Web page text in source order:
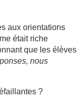
aux orientations
était riche
que les élèves
nous
?